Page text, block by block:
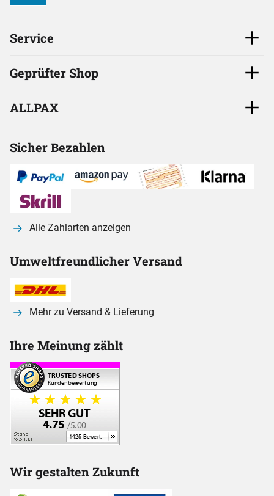
Service
Geprüfter Shop
ALLPAX
Sicher Bezahlen
Alle Zahlarten anzeigen
Umweltfreundlicher Versand
Mehr zu Versand & Lieferung
Ihre Meinung zählt
Wir gestalten Zukunft